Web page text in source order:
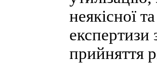
неякісної
експертизи
прийняття